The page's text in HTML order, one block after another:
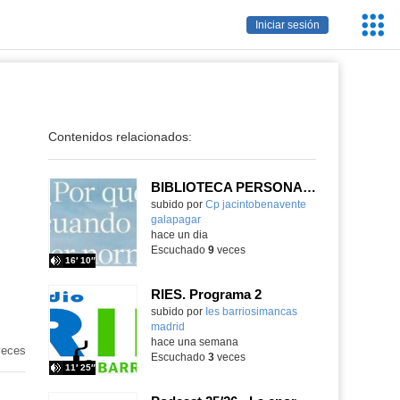
Iniciar sesión
Contenidos relacionados:
BIBLIOTECA PERSONAL 9: ¿Por qué ser feliz cuando puedes ser normal?
Contenido educativo.
subido por Cp jacintobenavente
galapagar
16′ 10″
-
hace un dia
Escuchado 9veces
RIES. Programa 2
Contenido educativo.
subido por Ies barriosimancas
madrid
11′ 25″
hace una semana
Escuchado 3veces